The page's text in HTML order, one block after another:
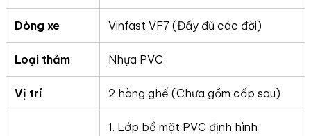
Dòng xe Vinfast VF7 (Đầy đủ các đời)
Loại thảm Nhựa PVC
Vị trí 2 hàng ghế (Chưa gồm cốp sau)
1. Lớp bề mặt PVC định hình